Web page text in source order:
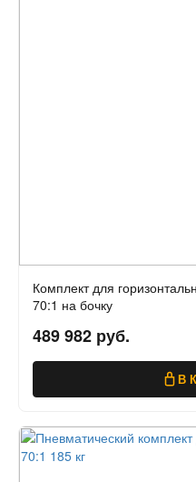
Комплект для
70:1 на бочку
489 982 руб.
В